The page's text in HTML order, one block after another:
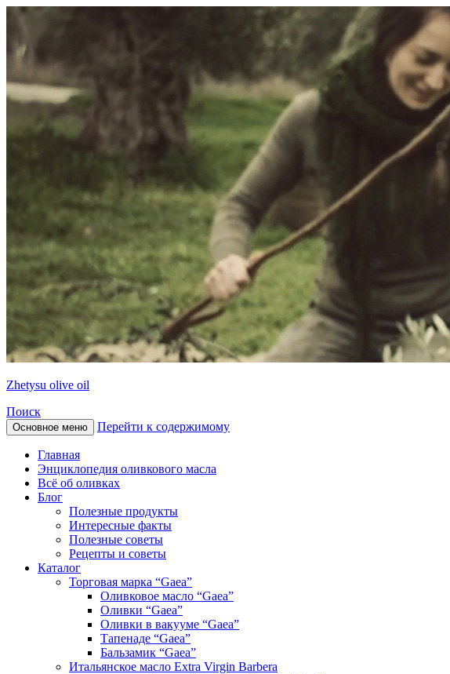
Zhetysu olive oil
Поиск
Основное меню Перейти к содержимому
Главная
Энциклопедия оливкового масла
Всё об оливках
Блог
Полезные продукты
Интересные факты
Полезные советы
Рецепты и советы
Каталог
Торговая марка “Gaea”
Оливковое масло “Gaea”
Оливки “Gaea”
Оливки в вакууме “Gaea”
Тапенаде “Gaea”
Бальзамик “Gaea”
Итальянское масло Extra Virgin Barbera